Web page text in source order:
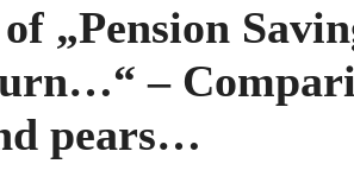
„Pension
–
pears…